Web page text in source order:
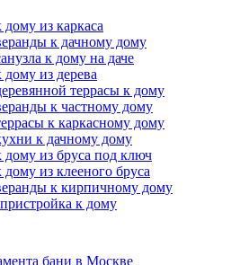
из каркаса
к дачному дому
к дому на даче
из дерева
террасы к дому
к частному дому
к каркасному дому
к дачному дому
дому из бруса под ключ
из клееного бруса
к кирпичному дому
к дому
бани в Москве